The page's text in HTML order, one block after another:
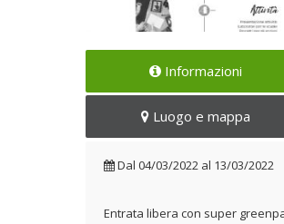
Collettiva fotografica
13/03/2022
Informazioni
Luogo e mappa
Dal 04/03/2022 al 13/03/2022
Entrata libera con super